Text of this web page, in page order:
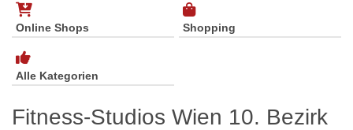
Online Shops Shopping
Alle Kategorien
Fitness-Studios Wien 10. Bezirk